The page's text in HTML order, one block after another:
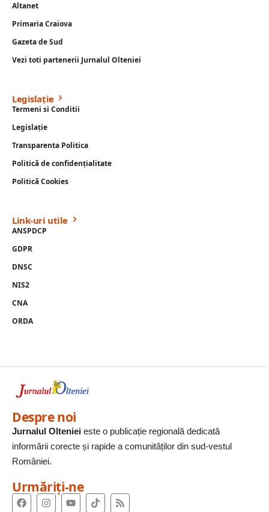
Altanet
Primaria Craiova
Gazeta de Sud
Vezi toti partenerii Jurnalul Olteniei
Legislație
Termeni si Conditii
Legislație
Transparenta Politica
Politică de confidențialitate
Politică Cookies
Link-uri utile
ANSPDCP
GDPR
DNSC
NIS2
CNA
ORDA
Despre noi
Jurnalul Olteniei este o publicație regională dedicată
informării corecte și rapide a comunităților din sud-vestul
României.
Urmăriți-ne